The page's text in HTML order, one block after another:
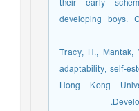
their early
developing boys.
Tracy, H.,
adaptability, self-
Hong Kong